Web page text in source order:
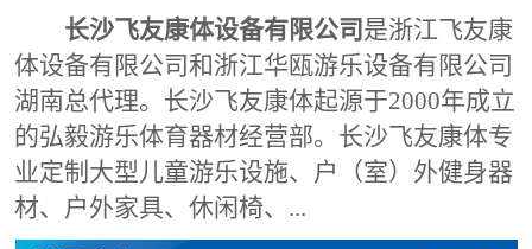
长沙飞友康体设备有限公司 是浙江飞友康
体设备有限公司和浙江华瓯游乐设备有限公司
湖南总代理。长沙飞友康体起源于2000年成立
的弘毅游乐体育器材经营部。长沙飞友康体专
业定制大型儿童游乐设施、户（室）外健身器
材、户外家具、休闲椅、...